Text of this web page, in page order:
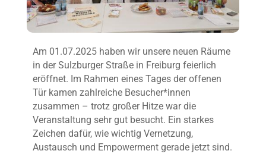
Am 01.07.2025 haben wir unsere neuen Räume
in der Sulzburger Straße in Freiburg feierlich
eröffnet. Im Rahmen eines Tages der offenen
Tür kamen zahlreiche Besucher*innen
zusammen – trotz großer Hitze war die
Veranstaltung sehr gut besucht. Ein starkes
Zeichen dafür, wie wichtig Vernetzung,
Austausch und Empowerment gerade jetzt sind.